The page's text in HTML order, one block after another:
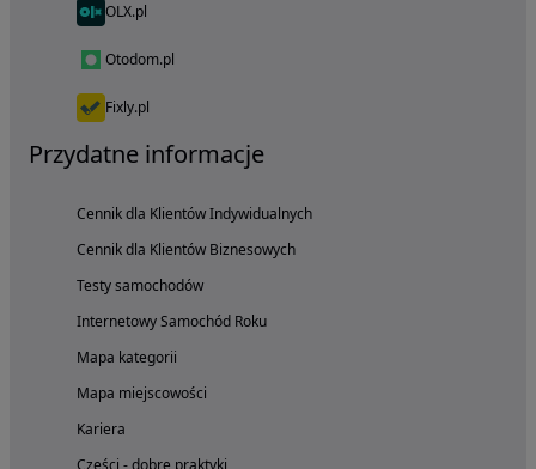
OLX.pl
Otodom.pl
Fixly.pl
Przydatne informacje
Cennik dla Klientów Indywidualnych
Cennik dla Klientów Biznesowych
Testy samochodów
Internetowy Samochód Roku
Mapa kategorii
Mapa miejscowości
Kariera